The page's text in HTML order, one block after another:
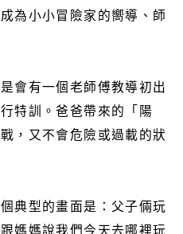
為小小冒險家的嚮導、師
會有一個老師傅教導初出
特訓。爸爸帶來的「陽
，又不會危險或過載的狀
典型的畫面是：父子倆玩
媽媽說我們今天去哪裡玩